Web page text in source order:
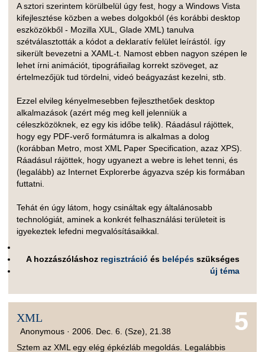
A sztori szerintem körülbelül úgy fest, hogy a Windows Vista
kifejlesztése közben a webes dolgokból (és korábbi desktop
eszközökből - Mozilla XUL, Glade XML) tanulva
szétválasztották a kódot a deklaratív felület leírástól. így
sikerült bevezetni a XAML-t. Namost ebben nagyon szépen le
lehet írni animációt, tipográfiailag korrekt szöveget, az
értelmezőjük tud tördelni, videó beágyazást kezelni, stb.
Ezzel elvileg kényelmesebben fejleszthetőek desktop
alkalmazások (azért még meg kell jelenniük a
céleszközöknek, ez egy kis időbe telik). Ráadásul rájöttek,
hogy egy PDF-verő formátumra is alkalmas a dolog
(korábban Metro, most XML Paper Specification, azaz XPS).
Ráadásul rájöttek, hogy ugyanezt a webre is lehet tenni, és
(legalább) az Internet Explorerbe ágyazva szép kis formában
futtatni.
Tehát én úgy látom, hogy csináltak egy általánosabb
technológiát, aminek a konkrét felhasználási területeit is
igyekeztek lefedni megvalósításaikkal.
A hozzászóláshoz regisztráció és belépés szükséges
új téma
5
XML
Anonymous · 2006. Dec. 6. (Sze), 21.38
Sztem az XML egy elég épkézláb megoldás. Legalábbis